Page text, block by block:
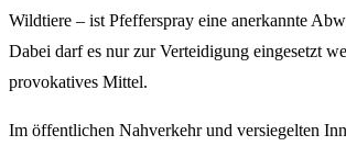
Wildtiere – ist Pfefferspray eine anerkannte
Dabei darf es nur zur Verteidigung eingesetzt
provokatives Mittel.
Im öffentlichen Nahverkehr und versiegelten